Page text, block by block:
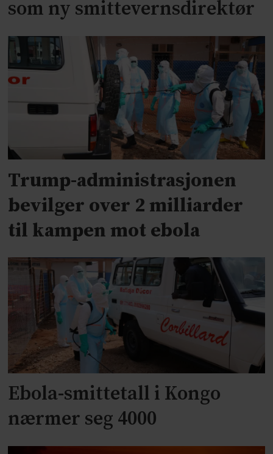
som ny smittevernsdirektør
Trump-administrasjonen
bevilger over 2 milliarder
til kampen mot ebola
Ebola-smittetall i Kongo
nærmer seg 4000